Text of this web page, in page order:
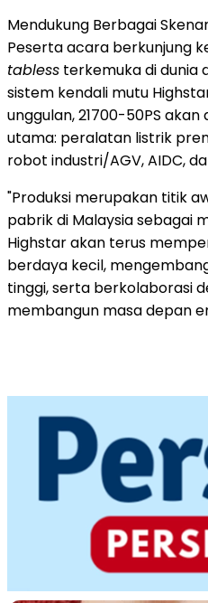
Mendukung Berbagai
Peserta acara berkunjung
tabless terkemuka di dunia
sistem kendali mutu
unggulan, 21700-50PS
utama: peralatan listrik
robot industri/AGV, AIDC,
"Produksi merupakan titik
pabrik di Malaysia sebagai
Highstar akan terus
berdaya kecil,
tinggi, serta berkolaborasi
membangun masa depan